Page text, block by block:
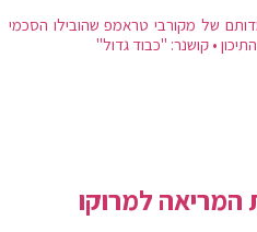
של מקורבי טראמפ שהובילו הסכמי
• קושנר: "כבוד גדול"
למרוקו